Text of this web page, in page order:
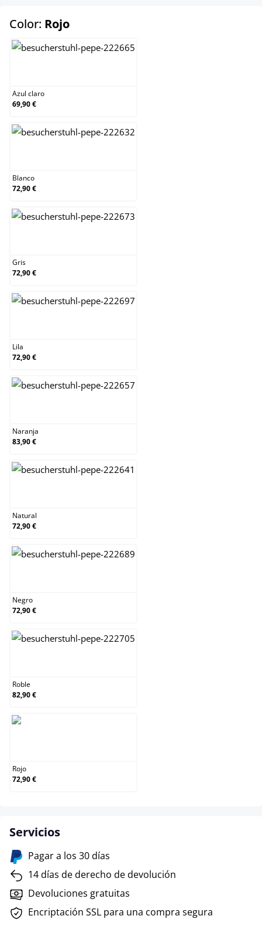
Color: Rojoselect
Azul claro
69,90 €
Blanco
72,90 €
Gris
72,90 €
Lila
72,90 €
Naranja
83,90 €
Natural
72,90 €
Negro
72,90 €
Roble
82,90 €
Rojo
72,90 €
Servicios
Pagar a los 30 días
14 días de derecho de devolución
Devoluciones gratuitas
Encriptación SSL para una compra segura